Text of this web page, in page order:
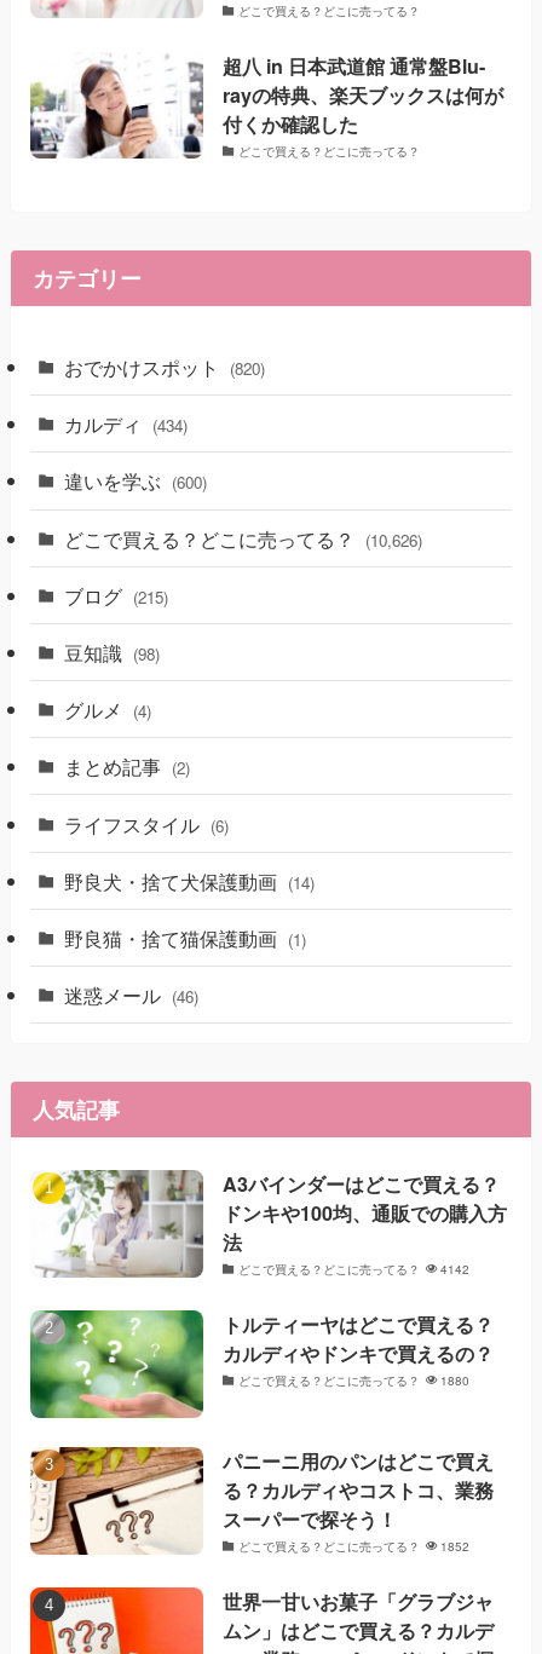
どこで買える？どこに売ってる？
超八 in 日本武道館 通常盤Blu-
rayの特典、楽天ブックスは何が
付くか確認した
どこで買える？どこに売ってる？
カテゴリー
おでかけスポット (820)
カルディ (434)
違いを学ぶ (600)
どこで買える？どこに売ってる？ (10,626)
ブログ (215)
豆知識 (98)
グルメ (4)
まとめ記事 (2)
ライフスタイル (6)
野良犬・捨て犬保護動画 (14)
野良猫・捨て猫保護動画 (1)
迷惑メール (46)
人気記事
A3バインダーはどこで買える？
ドンキや100均、通販での購入方
法
どこで買える？どこに売ってる？ 4142
トルティーヤはどこで買える？
カルディやドンキで買えるの？
どこで買える？どこに売ってる？ 1880
パニーニ用のパンはどこで買え
る？カルディやコストコ、業務
スーパーで探そう！
どこで買える？どこに売ってる？ 1852
世界一甘いお菓子「グラブジャ
ムン」はどこで買える？カルデ